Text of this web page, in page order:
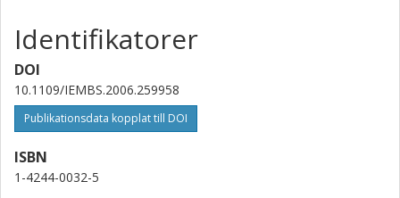
Identifikatorer
DOI
10.1109/IEMBS.2006.259958
Publikationsdata kopplat till DOI
ISBN
1-4244-0032-5